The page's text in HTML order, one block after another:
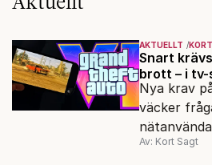
AKTUELLT
Snart
brott – i tv-
Nya krav
väcker
minne blott.
Av: Kort Sagt